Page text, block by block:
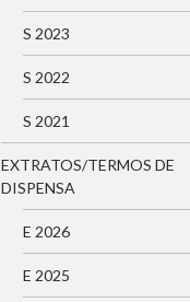
S 2023
S 2022
S 2021
EXTRATOS/TERMOS DE
DISPENSA
E 2026
E 2025